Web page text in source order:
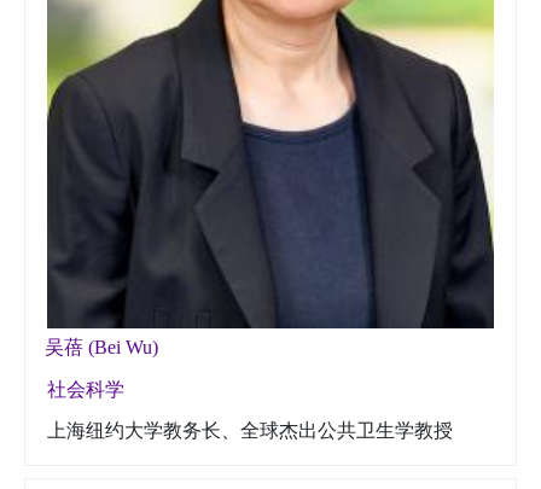
吴蓓 (Bei Wu)
社会科学
上海纽约大学教务长、全球杰出公共卫生学教授